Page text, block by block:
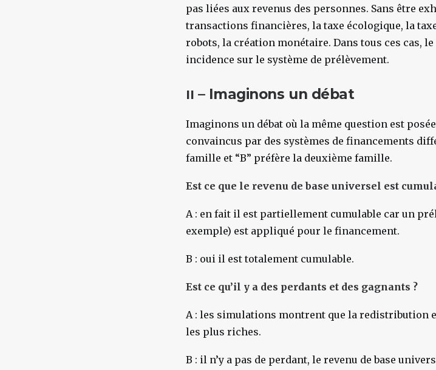
pas liées aux revenus des personnes. Sans être
transactions financières, la taxe écologique, la
robots, la création monétaire. Dans tous ces cas, le
incidence sur le système de prélèvement.
II – Imaginons un débat
Imaginons un débat où la même question est
convaincus par des systèmes de financements
famille et “B” préfère la deuxième famille.
Est ce que le revenu de base universel est
A : en fait il est partiellement cumulable car un
exemple) est appliqué pour le financement.
B : oui il est totalement cumulable.
Est ce qu’il y a des perdants et des gagnants ?
A : les simulations montrent que la redistribution
les plus riches.
B : il n’y a pas de perdant, le revenu de base